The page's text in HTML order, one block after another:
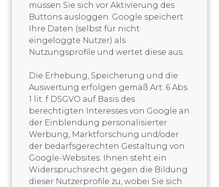
müssen Sie sich vor Aktivierung des
Buttons ausloggen. Google speichert
Ihre Daten (selbst für nicht
eingeloggte Nutzer) als
Nutzungsprofile und wertet diese aus.
Die Erhebung, Speicherung und die
Auswertung erfolgen gemäß Art. 6 Abs.
1 lit. f DSGVO auf Basis des
berechtigten Interesses von Google an
der Einblendung personalisierter
Werbung, Marktforschung und/oder
der bedarfsgerechten Gestaltung von
Google-Websites. Ihnen steht ein
Widerspruchsrecht gegen die Bildung
dieser Nutzerprofile zu, wobei Sie sich